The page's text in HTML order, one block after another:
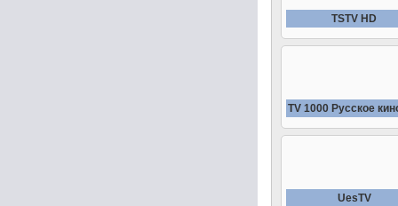
TSTV HD
TV 1000 Русское
UesTV